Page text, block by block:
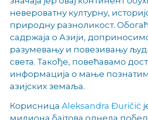
невероватну културну,
природну разноликост.
садржаја о Азији,
разумевању и повезивању
света. Такође, повећавамо
информација о мање
азијских земаља.
Корисница Aleksandra Đuričić
милиона бајтова однела